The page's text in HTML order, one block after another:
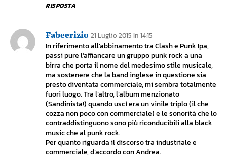
RISPOSTA
Fabeerizio 21 Luglio 2015 In 14:15
In riferimento all’abbinamento tra Clash e Punk Ipa,
passi pure l’affiancare un gruppo punk rock a una
birra che porta il nome del medesimo stile musicale,
ma sostenere che la band inglese in questione sia
presto diventata commerciale, mi sembra totalmente
fuori luogo. Tra l’altro, l’album menzionato
(Sandinista!) quando uscì era un vinile triplo (il che
cozza non poco con commerciale) e le sonorità che lo
contraddistinguono sono più riconducibili alla black
music che al punk rock.
Per quanto riguarda il discorso tra industriale e
commerciale, d’accordo con Andrea.